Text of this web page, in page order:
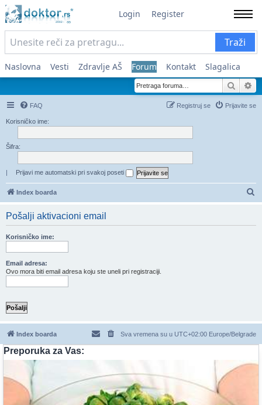
Login Register
Traži
Naslovna Vesti Zdravlje AŠ Forum Kontakt Slagalica
FAQ Prijavite se
Registruj se
Korisničko ime:
Šifra:
| Prijavi me automatski pri svakoj poseti
Index boarda
Pošalji aktivacioni email
Korisničko ime:
Email adresa:
Ovo mora biti email adresa koju ste uneli pri registraciji.
Index boarda Sva vremena su u UTC+02:00 Europe/Belgrade
Preporuka za Vas: